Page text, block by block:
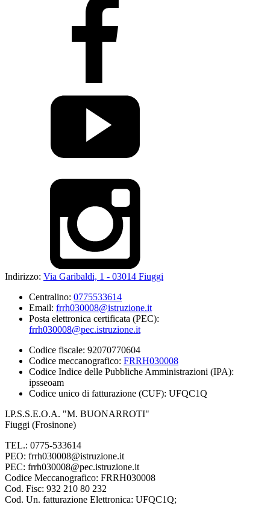
Indirizzo: Via Garibaldi, 1 - 03014 Fiuggi
Centralino: 0775533614
Email: frrh030008@istruzione.it
Posta elettronica certificata (PEC):
frrh030008@pec.istruzione.it
Codice fiscale: 92070770604
Codice meccanografico: FRRH030008
Codice Indice delle Pubbliche Amministrazioni (IPA):
ipsseoam
Codice unico di fatturazione (CUF): UFQC1Q
I.P.S.S.E.O.A. "M. BUONARROTI"
Fiuggi (Frosinone)
TEL.: 0775-533614
PEO: frrh030008@istruzione.it
PEC: frrh030008@pec.istruzione.it
Codice Meccanografico: FRRH030008
Cod. Fisc: 932 210 80 232
Cod. Un. fatturazione Elettronica: UFQC1Q;